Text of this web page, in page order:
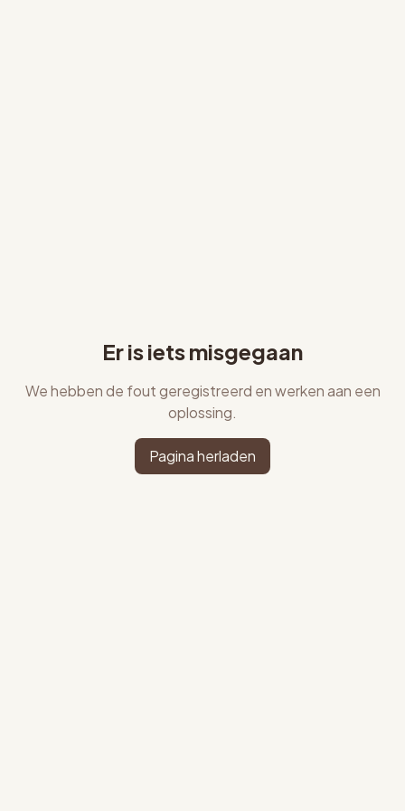
Er is iets misgegaan
We hebben de fout geregistreerd en werken aan een
oplossing.
Pagina herladen